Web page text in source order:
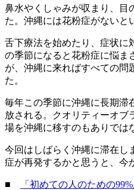
鼻水やくしゃみが収まり、目
た。沖縄には花粉症がないと
舌下療法を始めたり、症状に
の季節になると花粉症に悩ま
が、沖縄に来ればすべての問
た。
毎年この季節に沖縄に長期滞
放される。クオリティーオブ
場を沖縄に移すのもありでは
今回はしばらく沖縄に滞在し
症が再発するかと思うと、今
■ 「初めての人のための